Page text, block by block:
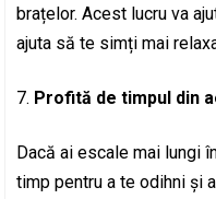
brațelor. Acest lucru va
ajuta să te simți mai
Profită de timpul din
Dacă ai escale mai lungi
timp pentru a te odihni și